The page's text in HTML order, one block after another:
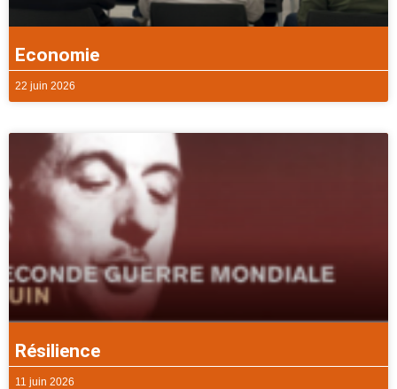
Economie
22 juin 2026
Résilience
11 juin 2026